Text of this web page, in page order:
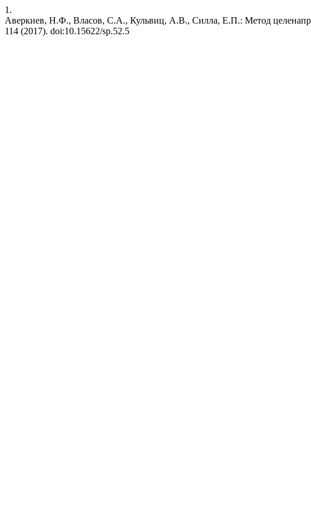
1.
Аверкиев, Н.Ф., Власов, С.А., Кульвиц, А.В., Силла, Е.П.: Метод
114 (2017). doi:10.15622/sp.52.5